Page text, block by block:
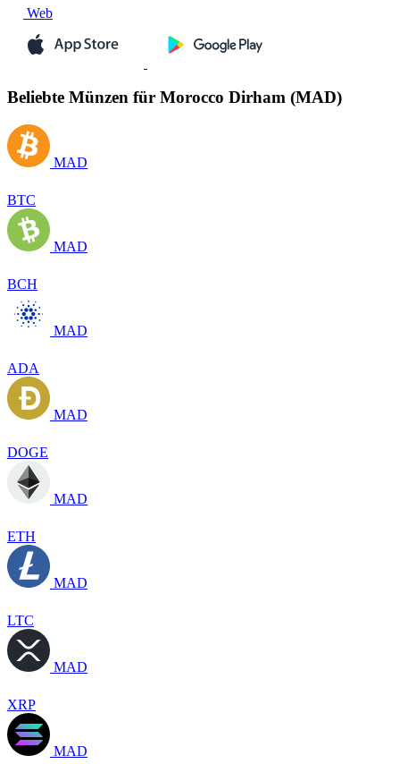
Web
Beliebte Münzen für Morocco Dirham (MAD)
MAD
BTC
MAD
BCH
MAD
ADA
MAD
DOGE
MAD
ETH
MAD
LTC
MAD
XRP
MAD